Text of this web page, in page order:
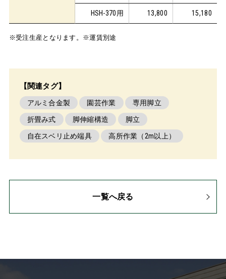
HSH-370用 13,800 15,180
※受注生産となります。※運賃別途
【関連タグ】
アルミ合金製 園芸作業 専用脚立
折畳み式 脚伸縮構造 脚立
自在スベリ止め端具 高所作業（2m以上）
一覧へ戻る